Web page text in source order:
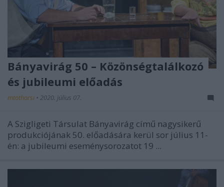
Bányavirág 50 – Közönségtalálkozó
és jubileumi előadás
mtothorsi • 2020. július 07.
A Szigligeti Társulat Bányavirág című nagysikerű
produkciójának 50. előadására kerül sor július 11-
én: a jubileumi eseménysorozatot 19 ...